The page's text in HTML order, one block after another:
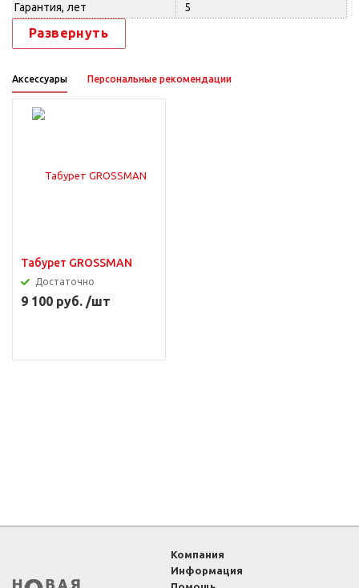
Гарантия, лет
5
Развернуть
Аксессуары Персональные рекомендации
Табурет GROSSMAN
Достаточно
9 100 руб. /шт
Компания
Информация